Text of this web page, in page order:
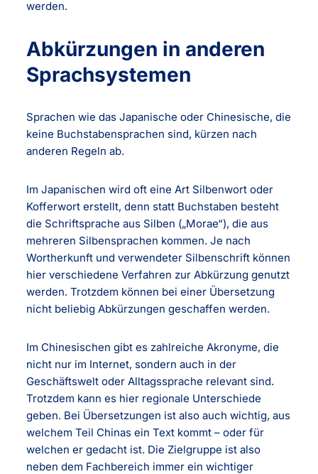
werden.
Abkürzungen in anderen
Sprachsystemen
Sprachen wie das Japanische oder Chinesische, die
keine Buchstabensprachen sind, kürzen nach
anderen Regeln ab.
Im Japanischen wird oft eine Art Silbenwort oder
Kofferwort erstellt, denn statt Buchstaben besteht
die Schriftsprache aus Silben („Morae“), die aus
mehreren Silbensprachen kommen. Je nach
Wortherkunft und verwendeter Silbenschrift können
hier verschiedene Verfahren zur Abkürzung genutzt
werden. Trotzdem können bei einer Übersetzung
nicht beliebig Abkürzungen geschaffen werden.
Im Chinesischen gibt es zahlreiche Akronyme, die
nicht nur im Internet, sondern auch in der
Geschäftswelt oder Alltagssprache relevant sind.
Trotzdem kann es hier regionale Unterschiede
geben. Bei Übersetzungen ist also auch wichtig, aus
welchem Teil Chinas ein Text kommt – oder für
welchen er gedacht ist. Die Zielgruppe ist also
neben dem Fachbereich immer ein wichtiger